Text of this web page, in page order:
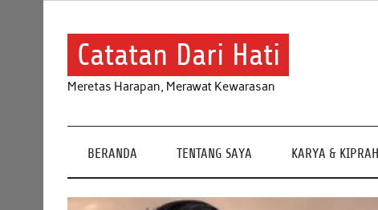
Catatan Dari Hati
Meretas Harapan, Merawat Kewarasan
BERANDA TENTANG SAYA KARYA & KIPRAH